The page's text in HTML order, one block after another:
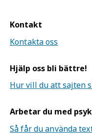
Kontakt
Kontakta oss
Hjälp oss bli bättre!
Hur vill du att sajten
Arbetar du med
Så får du använda